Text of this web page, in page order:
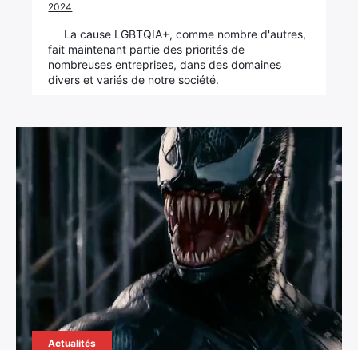
2024
La cause LGBTQIA+, comme nombre d'autres,
fait maintenant partie des priorités de
nombreuses entreprises, dans des domaines
divers et variés de notre société.
Actualités